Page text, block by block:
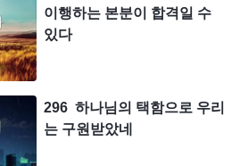
이행하는 본분이 합격일 수
있다
296 하나님의 택함으로 우리
는 구원받았네